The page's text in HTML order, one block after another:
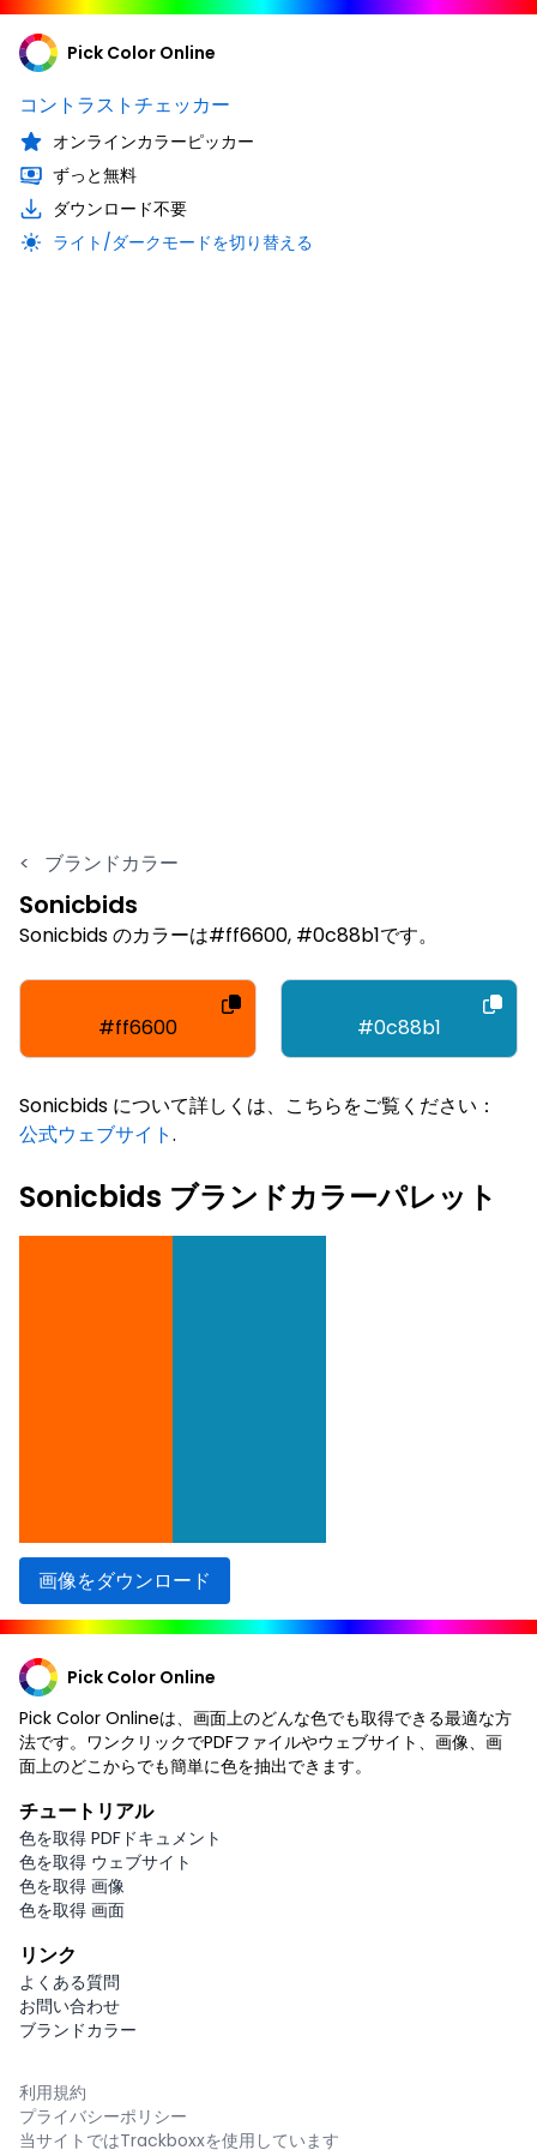
Pick Color Online
コントラストチェッカー
オンラインカラーピッカー
ずっと無料
ダウンロード不要
ライト/ダークモードを切り替える
< ブランドカラー
Sonicbids
Sonicbids のカラーは#ff6600, #0c88b1です。
#ff6600 #0c88b1
Sonicbids について詳しくは、こちらをご覧ください：
公式ウェブサイト.
Sonicbids ブランドカラーパレット
画像をダウンロード
Pick Color Online
Pick Color Onlineは、画面上のどんな色でも取得できる最適な方
法です。ワンクリックでPDFファイルやウェブサイト、画像、画
面上のどこからでも簡単に色を抽出できます。
チュートリアル
色を取得 PDFドキュメント
色を取得 ウェブサイト
色を取得 画像
色を取得 画面
リンク
よくある質問
お問い合わせ
ブランドカラー
利用規約
プライバシーポリシー
当サイトではTrackboxxを使用しています